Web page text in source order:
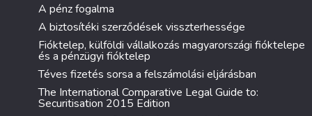
A pénz fogalma
A biztosítéki szerződések visszterhessége
Fióktelep, külföldi vállalkozás magyarországi fióktelepe
és a pénzügyi fióktelep
Téves fizetés sorsa a felszámolási eljárásban
The International Comparative Legal Guide to:
Securitisation 2015 Edition